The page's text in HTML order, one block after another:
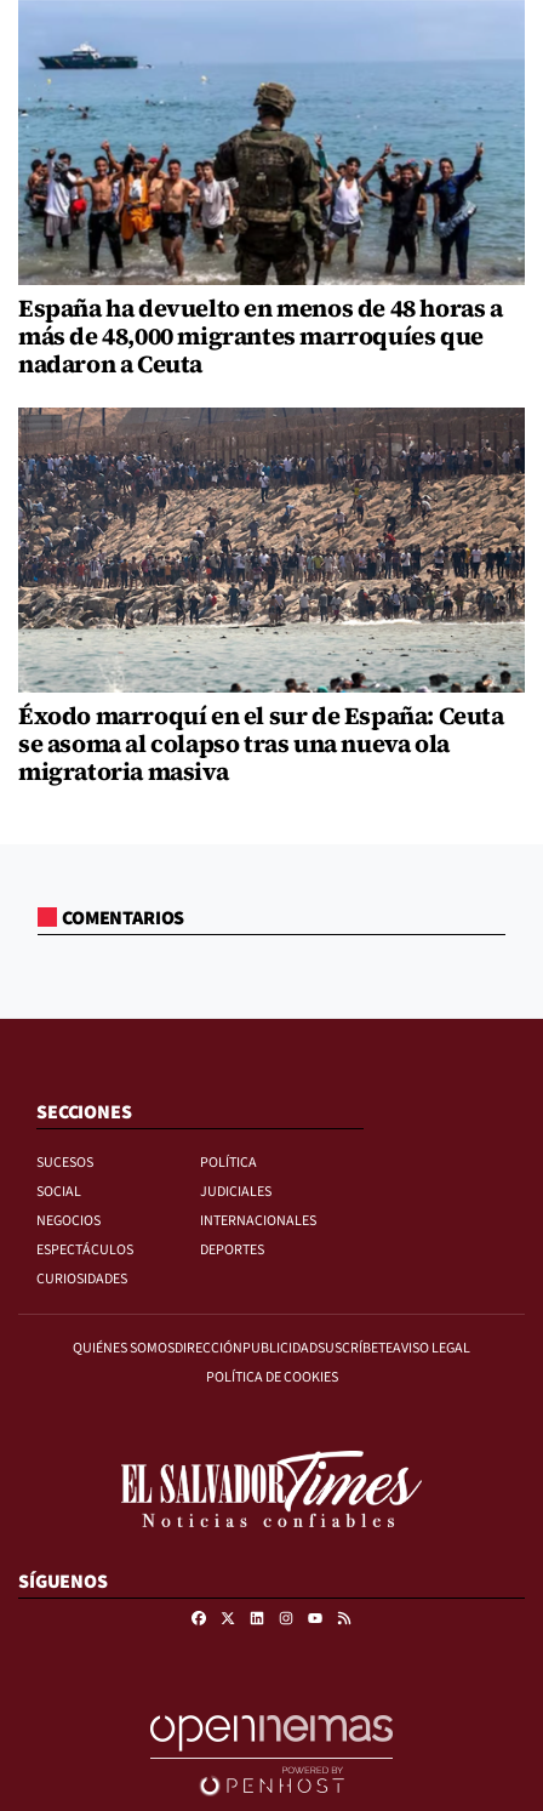
España ha devuelto en menos de 48 horas a
más de 48,000 migrantes marroquíes que
nadaron a Ceuta
Éxodo marroquí en el sur de España: Ceuta
se asoma al colapso tras una nueva ola
migratoria masiva
COMENTARIOS
SECCIONES
SUCESOS
POLÍTICA
SOCIAL
JUDICIALES
NEGOCIOS
INTERNACIONALES
ESPECTÁCULOS
DEPORTES
CURIOSIDADES
QUIÉNES SOMOSDIRECCIÓNPUBLICIDADSUSCRÍBETEAVISO LEGAL
POLÍTICA DE COOKIES
SÍGUENOS
FacebookLinkedinInstagram